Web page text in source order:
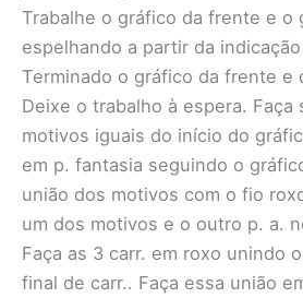
Trabalhe o gráfico da frente e o
espelhando a partir da
Terminado o gráfico da frente e
Deixe o trabalho à espera. Faça
motivos iguais do início do
em p. fantasia seguindo o
união dos motivos com o fio
um dos motivos e o outro p. a.
Faça as 3 carr. em roxo unindo
final de carr.. Faça essa união